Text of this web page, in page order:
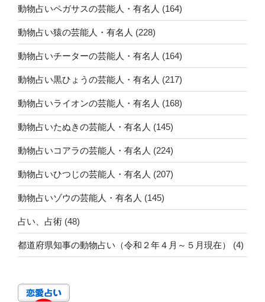
動物占いペガサスの芸能人・有名人 (164)
動物占い猿の芸能人・有名人 (228)
動物占いチーターの芸能人・有名人 (164)
動物占い黒ひょうの芸能人・有名人 (217)
動物占いライオンの芸能人・有名人 (168)
動物占いたぬきの芸能人・有名人 (145)
動物占いコアラの芸能人・有名人 (224)
動物占いひつじの芸能人・有名人 (207)
動物占いゾウの芸能人・有名人 (145)
占い、占術 (48)
都道府県知事の動物占い（令和２年４月～５月現在） (4)